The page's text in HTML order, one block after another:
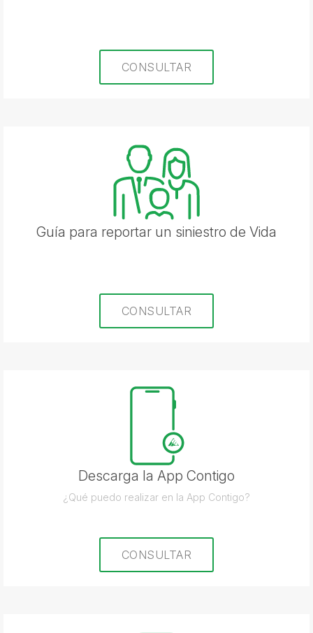
CONSULTAR
Guía para reportar un siniestro de Vida
CONSULTAR
Descarga la App Contigo
¿Qué puedo realizar en la App Contigo?
CONSULTAR